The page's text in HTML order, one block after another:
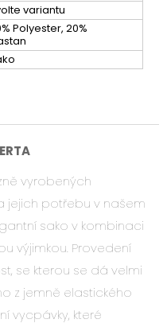
variantu
Polyester, 20%
vyrobených
jejich potřebu v našem
sako v kombinaci
výjimkou. Provedení
se kterou se dá velmi
z jemně elastického
vycpávky, které